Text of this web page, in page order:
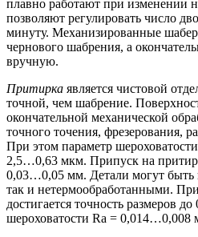
плавно работают при изменении
позволяют регулировать число
минуту. Механизированные
чернового шабрения, а
вручную.
Притирка является чистовой
точной, чем шабрение.
окончательной механической
точного точения, фрезерования,
При этом параметр
2,5…0,63 мкм. Припуск на
0,03…0,05 мм. Детали могут быть
так и нетермообработанными.
достигается точность размеров
шероховатости Ra = 0,014…0,008